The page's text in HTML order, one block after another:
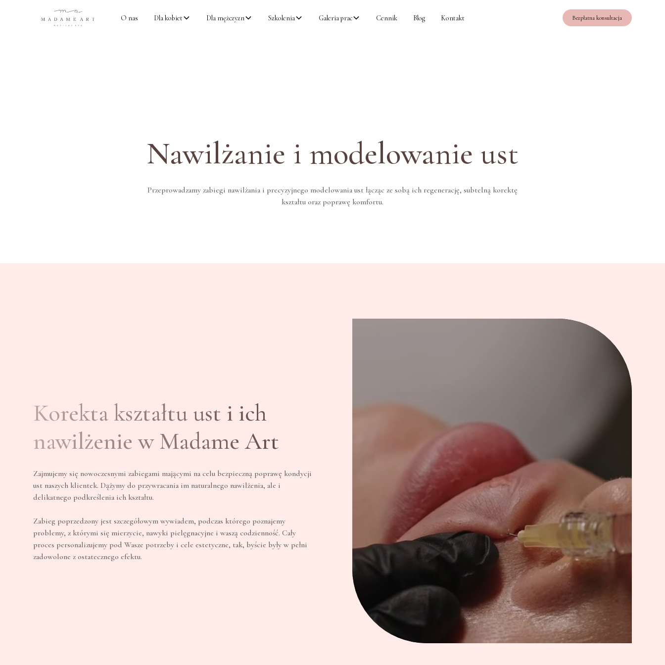
O nas Dla kobiet Dla mężczyzn Szkolenia Galeria prac Cennik Blog Kontakt Bezpłatna konsultacja
Nawilżanie i modelowanie ust
Przeprowadzamy zabiegi nawilżania i precyzyjnego modelowania ust łącząc ze sobą ich regenerację, subtelną korektę
kształtu oraz poprawę komfortu.
Korekta kształtu ust i ich
nawilżenie w Madame Art
Zajmujemy się nowoczesnymi zabiegami mającymi na celu bezpieczną poprawę kondycji
ust naszych klientek. Dążymy do przywracania im naturalnego nawilżenia, ale i
delikatnego podkreślenia ich kształtu.
Zabieg poprzedzony jest szczegółowym wywiadem, podczas którego poznajemy
problemy, z którymi się mierzycie, nawyki pielęgnacyjne i waszą codzienność. Cały
proces personalizujemy pod Wasze potrzeby i cele estetyczne, tak, byście były w pełni
zadowolone z ostatecznego efektu.